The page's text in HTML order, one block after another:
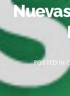
POSTED IN